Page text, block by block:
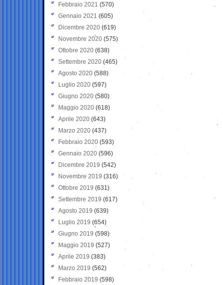
Febbraio 2021 (570)
Gennaio 2021 (605)
Dicembre 2020 (619)
Novembre 2020 (575)
Ottobre 2020 (638)
Settembre 2020(465)
Agosto 2020 (588)
Luglio 2020 (597)
Giugno 2020 (580)
Maggio 2020 (618)
Aprile 2020 (643)
Marzo 2020 (437)
Febbraio 2020 (593)
Gennaio 2020 (596)
Dicembre 2019 (542)
Novembre 2019 (316)
Ottobre 2019 (631)
Settembre 2019 (617)
Agosto 2019 (639)
Luglio 2019 (654)
Giugno 2019 (598)
Maggio 2019 (527)
Aprile 2019 (383)
Marzo 2019 (562)
Febbraio 2019 (598)